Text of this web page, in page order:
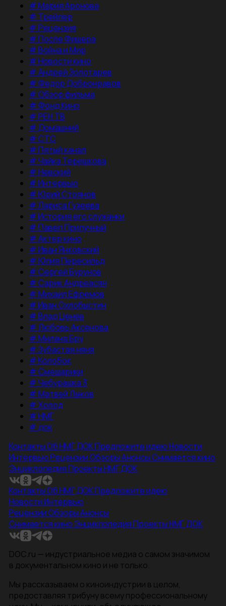
#Мария Аронова
# Трейлер
#Рецензия
#После Фишера
#Война и Мир
#Новости кино
#Андрей Золотарев
#Федор Добронравов
#Обзор фильма
#Фонд Кино
#РЕН ТВ
#Домашний
#СТС
#Пятый канал
#Чайка Терешкова
#Невский
#Интервью
#Юрий Стоянов
#Лариса Гузеева
#История его служанки
#Павел Прилучный
#Актер кино
#Иван Янковский
#Юлия Пересильд
#Сергей Бурунов
#Сарик Андреасян
#Михаил Ефремов
#Иван Охлобыстин
#Влад Ценев
#Любовь Аксенова
#Милана Бру
#Зубастая няня
#Колобок
#Смешарики
#Чебурашка 3
#Матвей Лыков
#Холод
#НМГ
#док
КонтактыОб НМГ ДОКПредложите идеюНовости
ИнтервьюРецензииОбзорыАнонсыСнимается кино
ЭнциклопедияПроекты НМГ ДОК
КонтактыОб НМГ ДОКПредложите идею
НовостиИнтервью
РецензииОбзорыАнонсы
Снимается кино ЭнциклопедияПроекты НМГ ДОК
DOC.ru — индустриальное медиа о самом значимом
в документальном кино и не только.
Мы рассказываем о киноиндустрии в целом,
предоставляя трибуну всему профессиональному